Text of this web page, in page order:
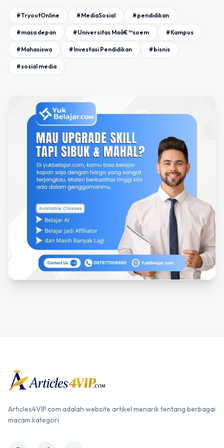
#TryoutOnline #MediaSosial #pendidikan
#masa depan #Universitas Maâ€™soem #Kampus
#Mahasiswa #Investasi Pendidikan #bisnis
#sosial media
Articles4VIP.com adalah website artikel menarik tentang berbagai
macam kategori